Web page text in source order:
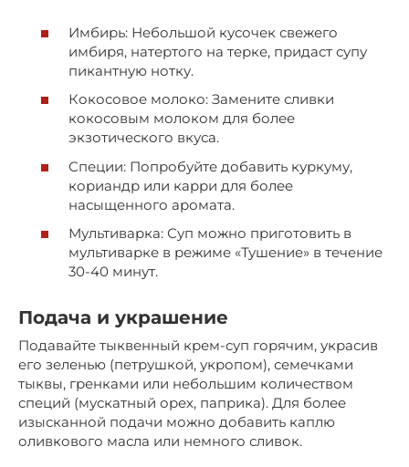
Имбирь: Небольшой кусочек свежего
имбиря, натертого на терке, придаст супу
пикантную нотку.
Кокосовое молоко: Замените сливки
кокосовым молоком для более
экзотического вкуса.
Специи: Попробуйте добавить куркуму,
кориандр или карри для более
насыщенного аромата.
Мультиварка: Суп можно приготовить в
мультиварке в режиме «Тушение» в течение
30-40 минут.
Подача и украшение
Подавайте тыквенный крем-суп горячим, украсив
его зеленью (петрушкой, укропом), семечками
тыквы, гренками или небольшим количеством
специй (мускатный орех, паприка). Для более
изысканной подачи можно добавить каплю
оливкового масла или немного сливок.